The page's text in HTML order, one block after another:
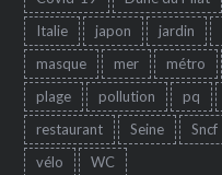
Italie
japon jardin
masque
mer métro
plage
pollution pq
restaurant
Seine Sncf
vélo
WC